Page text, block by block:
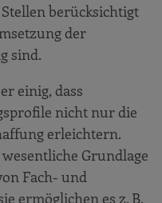
berücksichtigt
der
sind.
einig, dass
nicht nur die
erleichtern.
Grundlage
Fach- und
ermöglichen es z. B.